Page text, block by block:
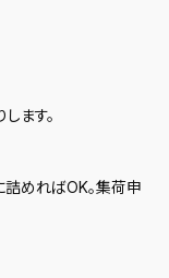
ます。
めればOK。集荷申